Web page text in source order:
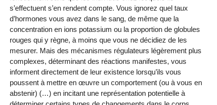
s’effectuent s’en rendent compte. Vous ignorez quel taux
d’hormones vous avez dans le sang, de même que la
concentration en ions potassium ou la proportion de globules
rouges qui y règne, à moins que vous ne décidiez de les
mesurer. Mais des mécanismes régulateurs légèrement plus
complexes, déterminant des réactions manifestes, vous
informent directement de leur existence lorsqu’ils vous
poussent à mettre en œuvre un comportement (ou à vous en
abstenir) (…) en incitant une représentation potentielle à